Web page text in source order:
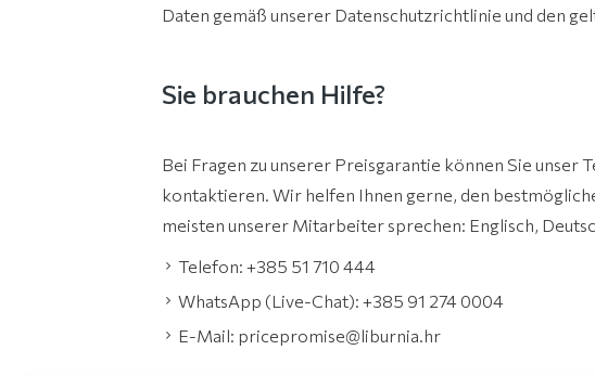
Daten gemäß unserer Datenschutzrichtlinie und den
Sie brauchen Hilfe?
Bei Fragen zu unserer Preisgarantie können Sie unser
kontaktieren. Wir helfen Ihnen gerne, den
meisten unserer Mitarbeiter sprechen: Englisch,
Telefon: +385 51 710 444
WhatsApp (Live-Chat): +385 91 274 0004
E-Mail: pricepromise@liburnia.hr